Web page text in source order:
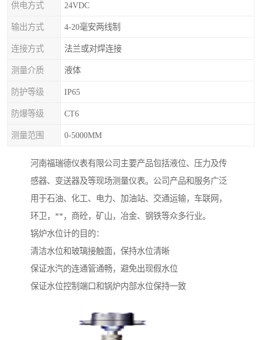
供电方式 24VDC
输出方式 4-20毫安两线制
连接方式 法兰或对焊连接
测量介质 液体
防护等级 IP65
防爆等级 CT6
测量范围 0-5000MM
河南福瑞德仪表有限公司主要产品包括液位、压力及传
感器、变送器及等现场测量仪表。公司产品和服务广泛
用于石油、化工、电力、加油站、交通运输，车联网，
环卫，**，商砼，矿山，冶金、钢铁等众多行业。
锅炉水位计的目的：
清洁水位和玻璃接触面，保持水位清晰
保证水汽的连通管通畅，避免出现假水位
保证水位控制端口和锅炉内部水位保持一致